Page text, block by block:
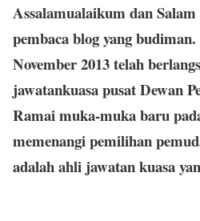
Assalamualaikum dan
pembaca blog yang
November 2013 telah
jawatankuasa pusat Dewan
Ramai muka-muka baru
memenangi pemilihan
adalah ahli jawatan kuasa